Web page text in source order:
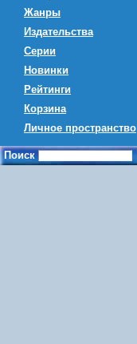
Жанры
Издательства
Серии
Новинки
Рейтинги
Корзина
Личное пространство
Поиск